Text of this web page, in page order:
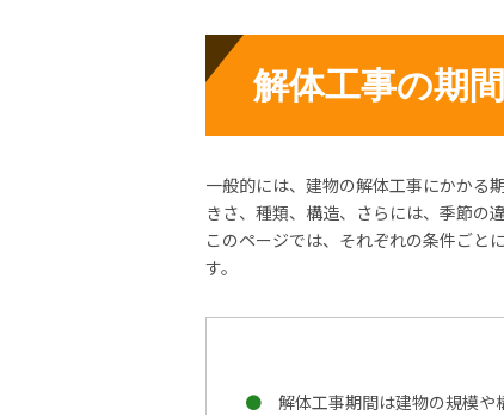
解体工事の期間
一般的には、建物の解体工事にかかる
きさ、種類、構造、さらには、季節の
このページでは、それぞれの条件ごと
す。
解体工事期間は建物の規模